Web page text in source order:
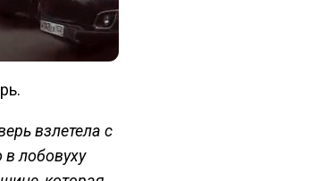
взлетела с
лобовуху